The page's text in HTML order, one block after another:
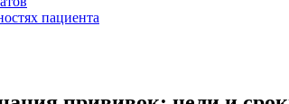
пациента